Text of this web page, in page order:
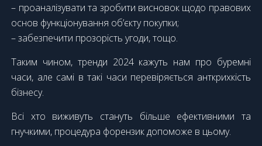
– проаналізувати та зробити висновок щодо правових
основ функціонування об’єкту покупки;
– забезпечити прозорість угоди, тощо.
Таким чином, тренди 2024 кажуть нам про буремні
часи, але самі в такі часи перевіряється анткрихкість
бізнесу.
Всі хто виживуть стануть більше ефективними та
гнучкими, процедура форензик допоможе в цьому.